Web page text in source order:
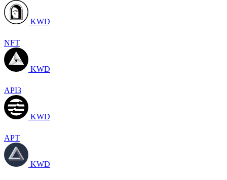
KWD
NFT
KWD
API3
KWD
APT
KWD